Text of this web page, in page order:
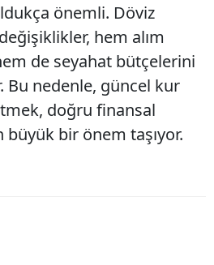
önemli. Döviz
hem alım
de seyahat bütçelerini
Bu nedenle, güncel kur
doğru finansal
bir önem taşıyor.